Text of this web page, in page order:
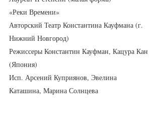
«Реки Времени»
Авторский Театр Константина Кауфмана (г.
Нижний Новгород)
Режиссеры Константин Кауфман, Кацура Кан
(Япония)
Исп. Арсений Куприянов, Эвелина
Каташина, Марина Солнцева